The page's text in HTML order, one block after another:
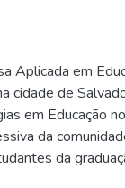
Aplicada em
cidade de
da
da